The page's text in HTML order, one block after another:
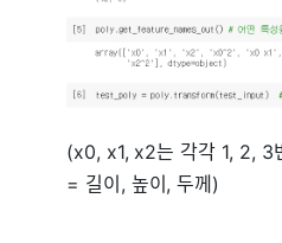
(x0, x1, x2는 각각 1, 2, 3
= 길이, 높이, 두께)